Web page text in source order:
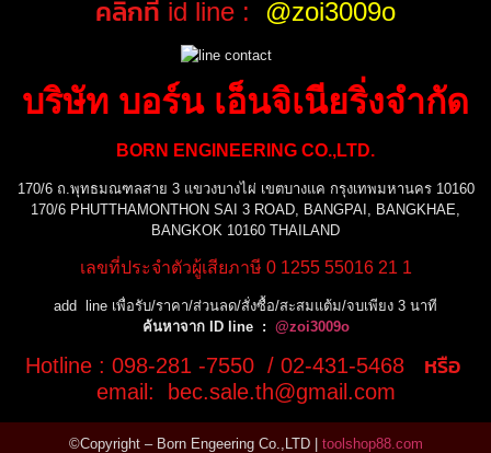
คลิกที่ id line : @zoi3009o
บริษัท บอร์น เอ็นจิเนียริ่งจำกัด
BORN ENGINEERING CO.,LTD.
170/6 ถ.พุทธมณฑลสาย 3 แขวงบางไผ่ เขตบางแค กรุงเทพมหานคร 10160
170/6 PHUTTHAMONTHON SAI 3 ROAD, BANGPAI, BANGKHAE,
BANGKOK 10160 THAILAND
เลขที่ประจำตัวผู้เสียภาษี 0 1255 55016 21 1
add line เพื่อรับ/ราคา/ส่วนลด/สั่งซื้อ/สะสมแต้ม/จบเพียง 3 นาที
ค้นหาจาก ID line : @zoi3009o
Hotline : 098-281 -7550 / 02-431-5468 หรือ
email: bec.sale.th@gmail.com
©Copyright – Born Engeering Co.,LTD | toolshop88.com